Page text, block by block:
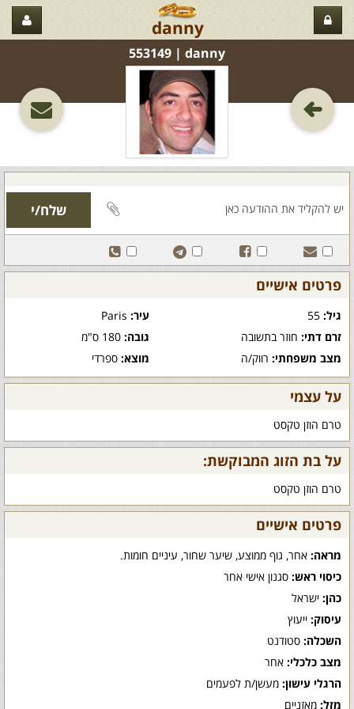
danny
danny‏ | 553149
פרטים אישיים
גיל: עיר:Paris
זרם דתי: חוזר בתשובה גובה:180 ס"מ
מצב משפחתי: רווק/ה מוצא:ספרדי
על עצמי
טרם הוזן טקסט
על בת הזוג המבוקשת:
טרם הוזן טקסט
פרטים אישיים
מראה: אחר, גוף ממוצע, שיער שחור, עיניים חומות.
כיסוי ראש: סגנון אישי אחר
כהן: ישראל
עיסוק: ייעוץ
השכלה: סטודנט
מצב כלכלי: אחר
הרגלי עישון: מעשן/ת לפעמים
מזל: מאזניים